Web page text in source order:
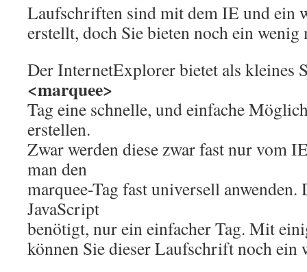
Laufschriften sind mit dem IE und ein
erstellt, doch Sie bieten noch ein wenig
Der InternetExplorer bietet als kleines
<marquee>
Tag eine schnelle, und einfache
erstellen.
Zwar werden diese zwar fast nur vom
man den
marquee-Tag fast universell
JavaScript
benötigt, nur ein einfacher Tag. Mit
können Sie dieser Laufschrift noch ein